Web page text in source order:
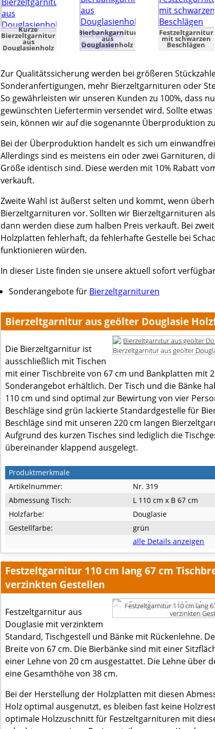
Kurze
Bierzeltgarnitur
aus
Douglasienholz
Bierbankgarnitur
aus
Douglasienholz
Festzeltgarnitur
mit schwarzen
Beschlägen
Zur Qualitätssicherung werden bei größeren
Sonderanfertigungen, mehr Bierzeltgarnituren oder
So gewährleisten wir unseren Kunden zu 100%, dass
gewünschten Liefertermin versendet wird. Sollte
sein, können wir auf die sogenannte Überproduktion
Bei der Überproduktion handelt es sich um
Allerdings sind es meistens ein oder zwei Garnituren,
Größe identisch sind. Diese werden mit 10% Rabatt
verkauft.
Zweite Wahl ist äußerst selten und kommt, wenn
Bierzeltgarnituren vor. Sollten wir Bierzeltgarnituren
dann werden diese zum halben Preis verkauft. Bei
Holzplatten fehlerhaft, da fehlerhafte Gestelle bei
funktionieren würden.
In dieser Liste finden sie unsere aktuell sofort
Sonderangebote für Bierzeltgarnituren
Bierzeltgarnitur aus geölter Douglasie
Bierzeltgarnitur aus geölter
Die Bierzeltgarnitur ist
ausschließlich mit Tischen
mit einer Tischbreite von 67 cm und Bankplatten mit
Sonderangebot erhältlich. Der Tisch und die Bänke
110 cm und sind optimal zur Bewirtung von vier
Beschläge sind grün lackierte Standardgestelle für
Beschläge sind mit unseren 220 cm langen
Aufgrund des kurzen Tisches sind lediglich die
übereinander klappend ausgelegt.
Produktmerkmale
Artikelnummer:
Nr. 319
Abmessung Tisch:
L 110 cm x B 67 cm
Holzfarbe:
Douglasie
Gestellfarbe:
grün
alle Details anzeigen
Festzeltgarnitur 110 cm lang 67 cm
verzinkten Gestellen
Festzeltgarnitur 110 cm lang
verzinkten
Festzeltgarnitur aus
Douglasie mit verzinktem
Standard, Tischgestell und Bänke mit Rückenlehne.
Breite von 67 cm. Die Bierbänke sind mit einer
einer Lehne von 20 cm ausgestattet. Die Lehne über
eine Gesamthöhe von 38 cm.
Bei der Herstellung der Holzplatten mit diesen
Holz optimal ausgenutzt, es bleiben fast keine
optimale Holzzuschnitt für Festzeltgarnituren mit